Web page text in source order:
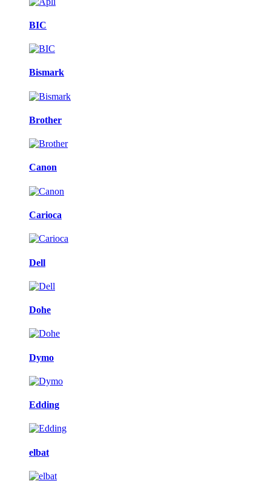
BIC
Bismark
Brother
Canon
Carioca
Dell
Dohe
Dymo
Edding
elbat